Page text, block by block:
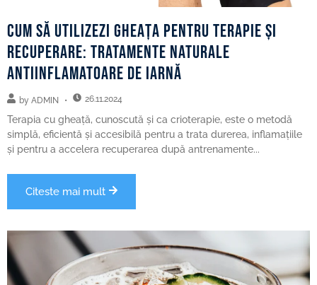
Cum să utilizezi gheața pentru terapie și
recuperare: tratamente naturale
antiinflamatoare de iarnă
by ADMIN 26.11.2024
Terapia cu gheață, cunoscută și ca crioterapie, este o metodă
simplă, eficientă și accesibilă pentru a trata durerea, inflamațiile
și pentru a accelera recuperarea după antrenamente...
Citeste mai mult